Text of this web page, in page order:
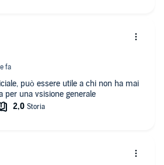
può essere utile a chi non ha mai
per una vsisione generale